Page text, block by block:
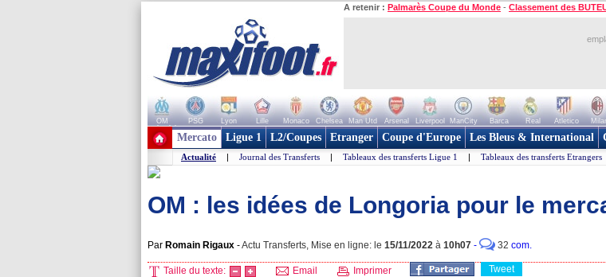
A retenir : Palmarès Coupe du Monde - Classement des
OM PSG Lyon Lille Monaco Chelsea Man Utd Arsenal Liverpool ManCity Barca Real Atletico
+ de clubs
Mercato Ligue 1 L2/Coupes Etranger Coupe d'Europe Les Bleus & International
Actualité | Journal des Transferts | Tableaux des transferts Ligue 1 | Tableaux des transferts Etrangers
OM : les idées de Longoria pour le
Par Romain Rigaux -Actu Transferts, Mise en ligne: le 15/11/2022 à 10h07 - 32 com.
Taille du texte: Email Imprimer Tweet